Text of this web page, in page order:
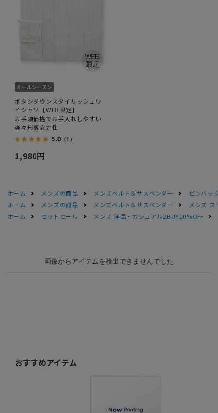
ボタンダウンスタイリッシュワ
イシャツ【WEB限定】
お手頃価格でお手入れしやすい
楽々形態安定性
5.0 （1）
1,980円
ホーム メンズの商品 メンズベルト＆サスペンダー
ピンバッ
ホーム
メンズの商品 メンズベルト＆サスペンダー
メンズ
ホーム
セットセール メンズ 洋品・カジュアル2BUY10%OFF